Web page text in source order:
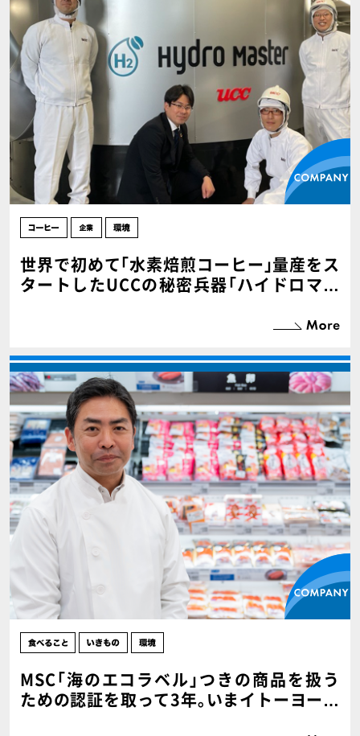
世界で初めて｢水素焙煎コーヒー｣量産をス
タートしたUCCの秘密兵器｢ハイドロマス
MSC｢海のエコラベル｣つきの商品を扱う
ための認証を取って3年｡いまイトーヨーカ